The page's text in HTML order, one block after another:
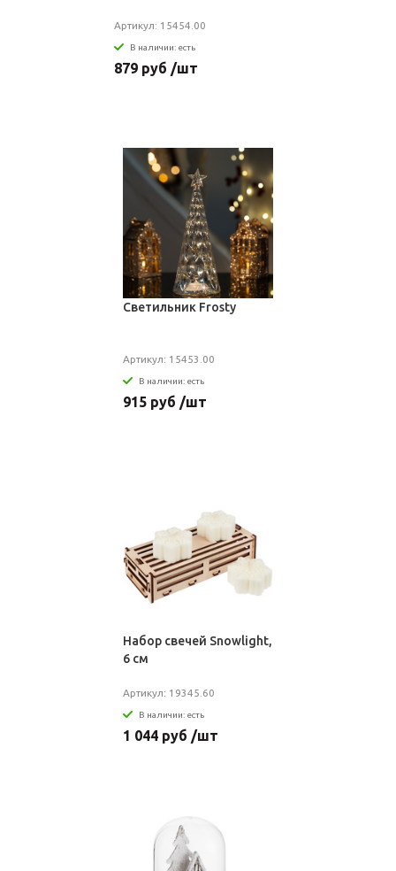
Артикул: 15454.00
В наличии: есть
879 руб /шт
Светильник Frosty
Артикул: 15453.00
В наличии: есть
915 руб /шт
Набор свечей Snowlight,
6 см
Артикул: 19345.60
В наличии: есть
1 044 руб /шт